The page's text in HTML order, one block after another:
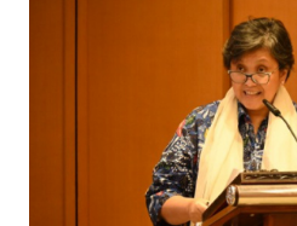
INTERNASIONAL